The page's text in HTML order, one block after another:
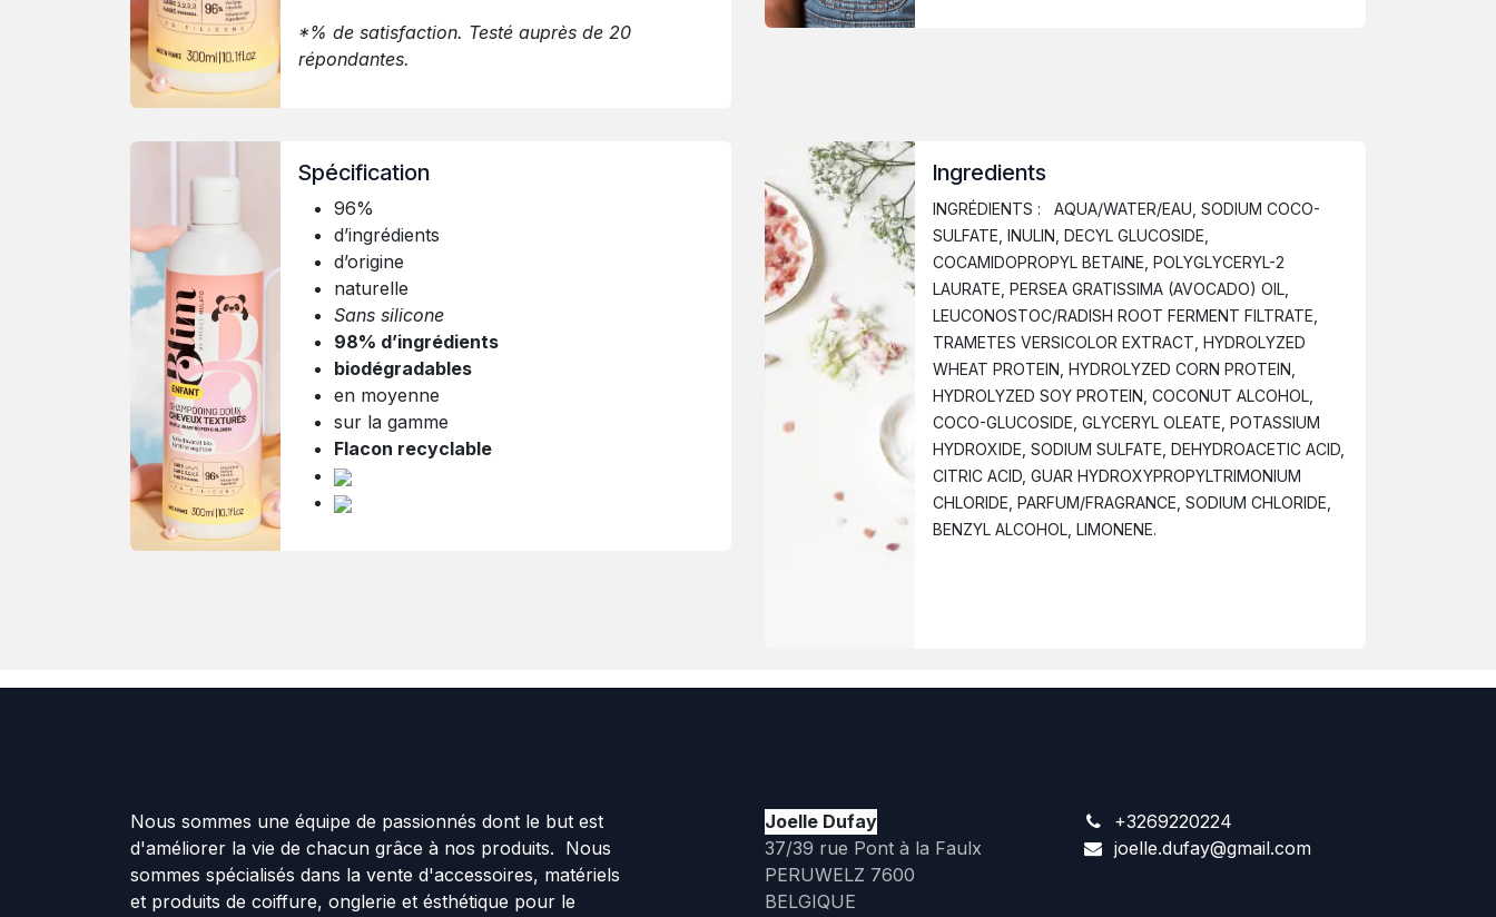
*% de satisfaction. Testé auprès de 20
répondantes.
Spécification
96%
d’ingrédients
d’origine
naturelle
Sans silicone
98% d’ingrédients
biodégradables
en moyenne
sur la gamme
Flacon recyclable
Ingredients
INGRÉDIENTS : AQUA/WATER/EAU, SODIUM COCO-
SULFATE, INULIN, DECYL GLUCOSIDE,
COCAMIDOPROPYL BETAINE, POLYGLYCERYL-2
LAURATE, PERSEA GRATISSIMA (AVOCADO) OIL,
LEUCONOSTOC/RADISH ROOT FERMENT FILTRATE,
TRAMETES VERSICOLOR EXTRACT, HYDROLYZED
WHEAT PROTEIN, HYDROLYZED CORN PROTEIN,
HYDROLYZED SOY PROTEIN, COCONUT ALCOHOL,
COCO-GLUCOSIDE, GLYCERYL OLEATE, POTASSIUM
HYDROXIDE, SODIUM SULFATE, DEHYDROACETIC ACID,
CITRIC ACID, GUAR HYDROXYPROPYLTRIMONIUM
CHLORIDE, PARFUM/FRAGRANCE, SODIUM CHLORIDE,
BENZYL ALCOHOL, LIMONENE.
Nous sommes une équipe de passionnés dont le but est
d'améliorer la vie de chacun grâce à nos produits. Nous
sommes spécialisés dans la vente d'accessoires, matériels
et produits de coiffure, onglerie et ésthétique pour le
Joelle Dufay
37/39 rue Pont à la Faulx
PERUWELZ 7600
BELGIQUE
+3269220224
joelle.dufay@gmail.com